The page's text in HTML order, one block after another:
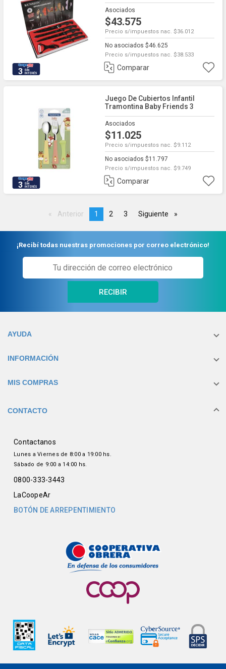
3
Asociados
$43.575
Precio s/impuestos nac. $36.012
No asociados $46.625
Precio s/impuestos nac. $38.533
Comparar
3
Juego De Cubiertos Infantil
Tramontina Baby Friends 3
Piezas
Asociados
$11.025
Precio s/impuestos nac. $9.112
No asociados $11.797
Precio s/impuestos nac. $9.749
Comparar
Anterior pageYou're
1 page
2 page
3 Siguiente page
¡Recibí todas nuestras promociones por correo electrónico!
RECIBIR
AYUDA
INFORMACIÓN
MIS COMPRAS
CONTACTO
Contactanos
Lunes a Viernes de 8:00 a 19:00 hs.
Sábado de 9:00 a 14:00 hs.
0800-333-3443
LaCoopeAr
BOTÓN DE ARREPENTIMIENTO